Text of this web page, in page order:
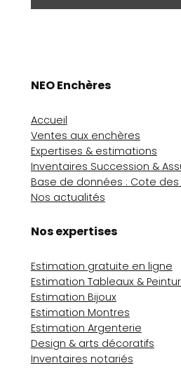
NEO Enchères
Accueil
Ventes aux enchères
Expertises & estimations
Inventaires Succession &
Base de données : Cote
Nos actualités
Nos expertises
Estimation gratuite en ligne
Estimation Tableaux &
Estimation Bijoux
Estimation Montres
Estimation Argenterie
Design & arts décoratifs
Inventaires notariés